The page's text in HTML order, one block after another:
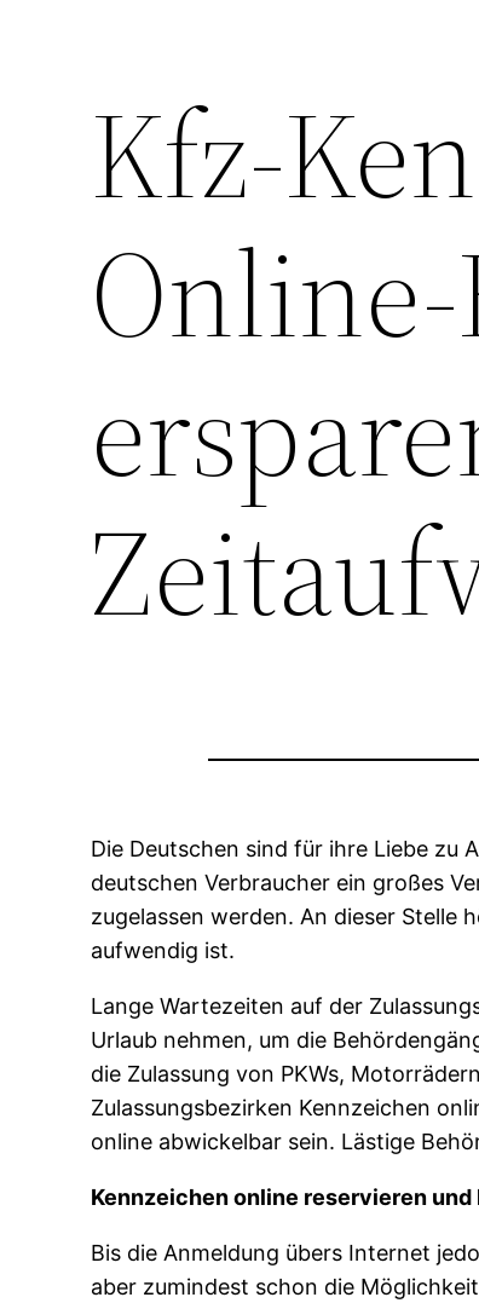
Kfz-
Die Deutschen sind für ihre Liebe zu
deutschen Verbraucher ein großes
zugelassen werden. An dieser Stelle
aufwendig ist.
Lange Wartezeiten auf der
Urlaub nehmen, um die
die Zulassung von PKWs,
Zulassungsbezirken Kennzeichen
online abwickelbar sein. Lästige
Kennzeichen online reservieren und
Bis die Anmeldung übers Internet
aber zumindest schon die